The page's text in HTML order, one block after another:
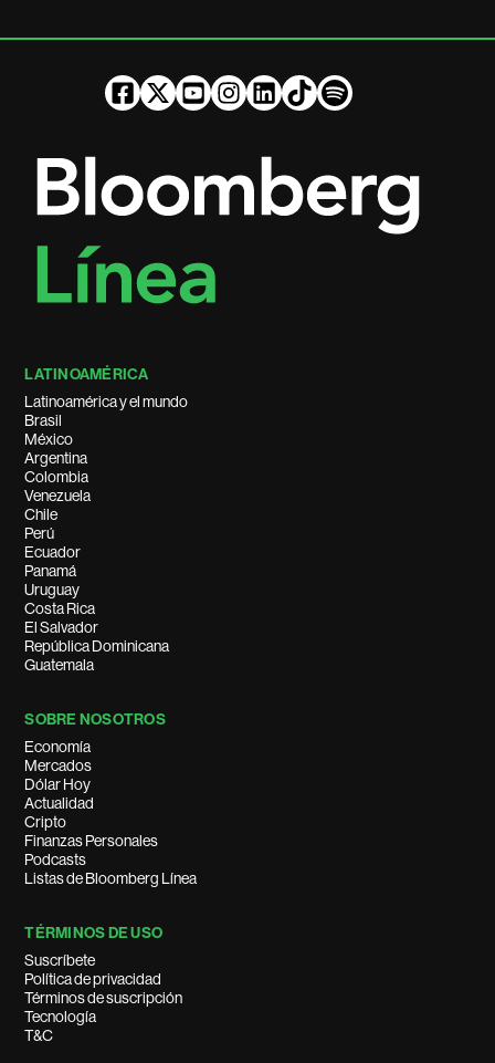
LATINOAMÉRICA
Latinoamérica y el mundo
Brasil
México
Argentina
Colombia
Venezuela
Chile
Perú
Ecuador
Panamá
Uruguay
Costa Rica
El Salvador
República Dominicana
Guatemala
SOBRE NOSOTROS
Economía
Mercados
Dólar Hoy
Actualidad
Cripto
Finanzas Personales
Podcasts
Listas de Bloomberg Línea
TÉRMINOS DE USO
Suscríbete
Política de privacidad
Términos de suscripción
Tecnología
T&C